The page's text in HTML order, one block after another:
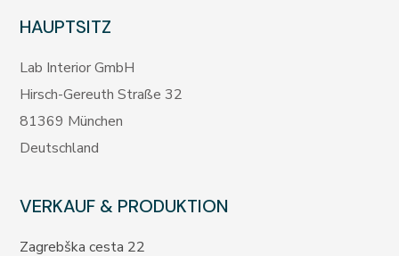
HAUPTSITZ
Lab Interior GmbH
Hirsch-Gereuth Straße 32
81369 München
Deutschland
VERKAUF & PRODUKTION
Zagrebška cesta 22